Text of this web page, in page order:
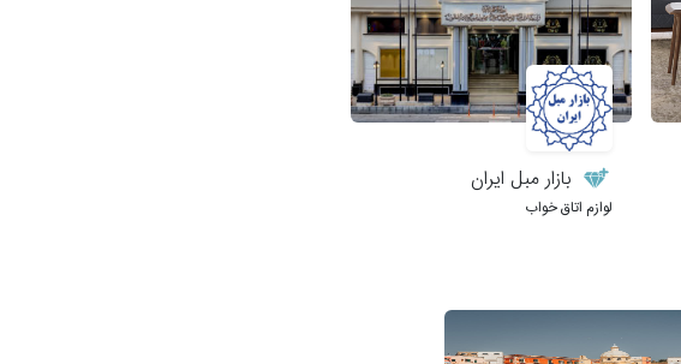
بازار مبل ایران
لوازم اتاق خواب